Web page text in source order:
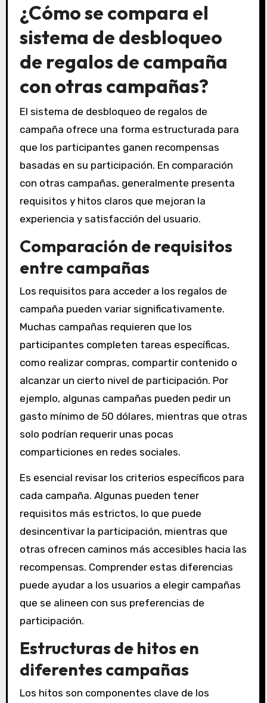
¿Cómo se compara el
sistema de desbloqueo
de regalos de campaña
con otras campañas?
El sistema de desbloqueo de regalos de
campaña ofrece una forma estructurada para
que los participantes ganen recompensas
basadas en su participación. En comparación
con otras campañas, generalmente presenta
requisitos y hitos claros que mejoran la
experiencia y satisfacción del usuario.
Comparación de requisitos
entre campañas
Los requisitos para acceder a los regalos de
campaña pueden variar significativamente.
Muchas campañas requieren que los
participantes completen tareas específicas,
como realizar compras, compartir contenido o
alcanzar un cierto nivel de participación. Por
ejemplo, algunas campañas pueden pedir un
gasto mínimo de 50 dólares, mientras que otras
solo podrían requerir unas pocas
comparticiones en redes sociales.
Es esencial revisar los criterios específicos para
cada campaña. Algunas pueden tener
requisitos más estrictos, lo que puede
desincentivar la participación, mientras que
otras ofrecen caminos más accesibles hacia las
recompensas. Comprender estas diferencias
puede ayudar a los usuarios a elegir campañas
que se alineen con sus preferencias de
participación.
Estructuras de hitos en
diferentes campañas
Los hitos son componentes clave de los